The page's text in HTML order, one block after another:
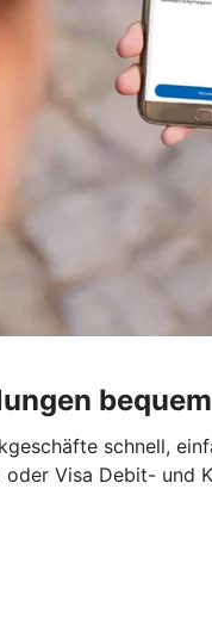
schnell,
Visa Debit-